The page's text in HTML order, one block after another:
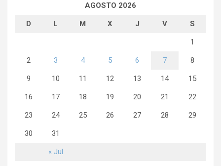
AGOSTO 2026
D L M X J V S
« Jul
1
2 3 4 5 6 7 8
9 10 11 12 13 14 15
16 17 18 19 20 21 22
23 24 25 26 27 28 29
30 31